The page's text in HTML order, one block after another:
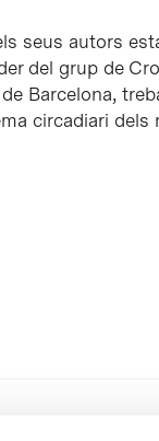
seus autors
del grup de
Barcelona,
circadiari dels